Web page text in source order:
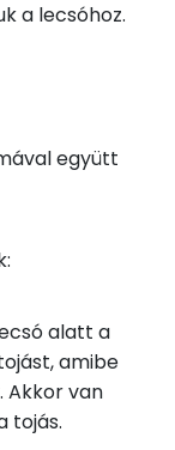
209.6 g
a lecsóhoz.
együtt
alatt a
amibe
Akkor van
tojás.